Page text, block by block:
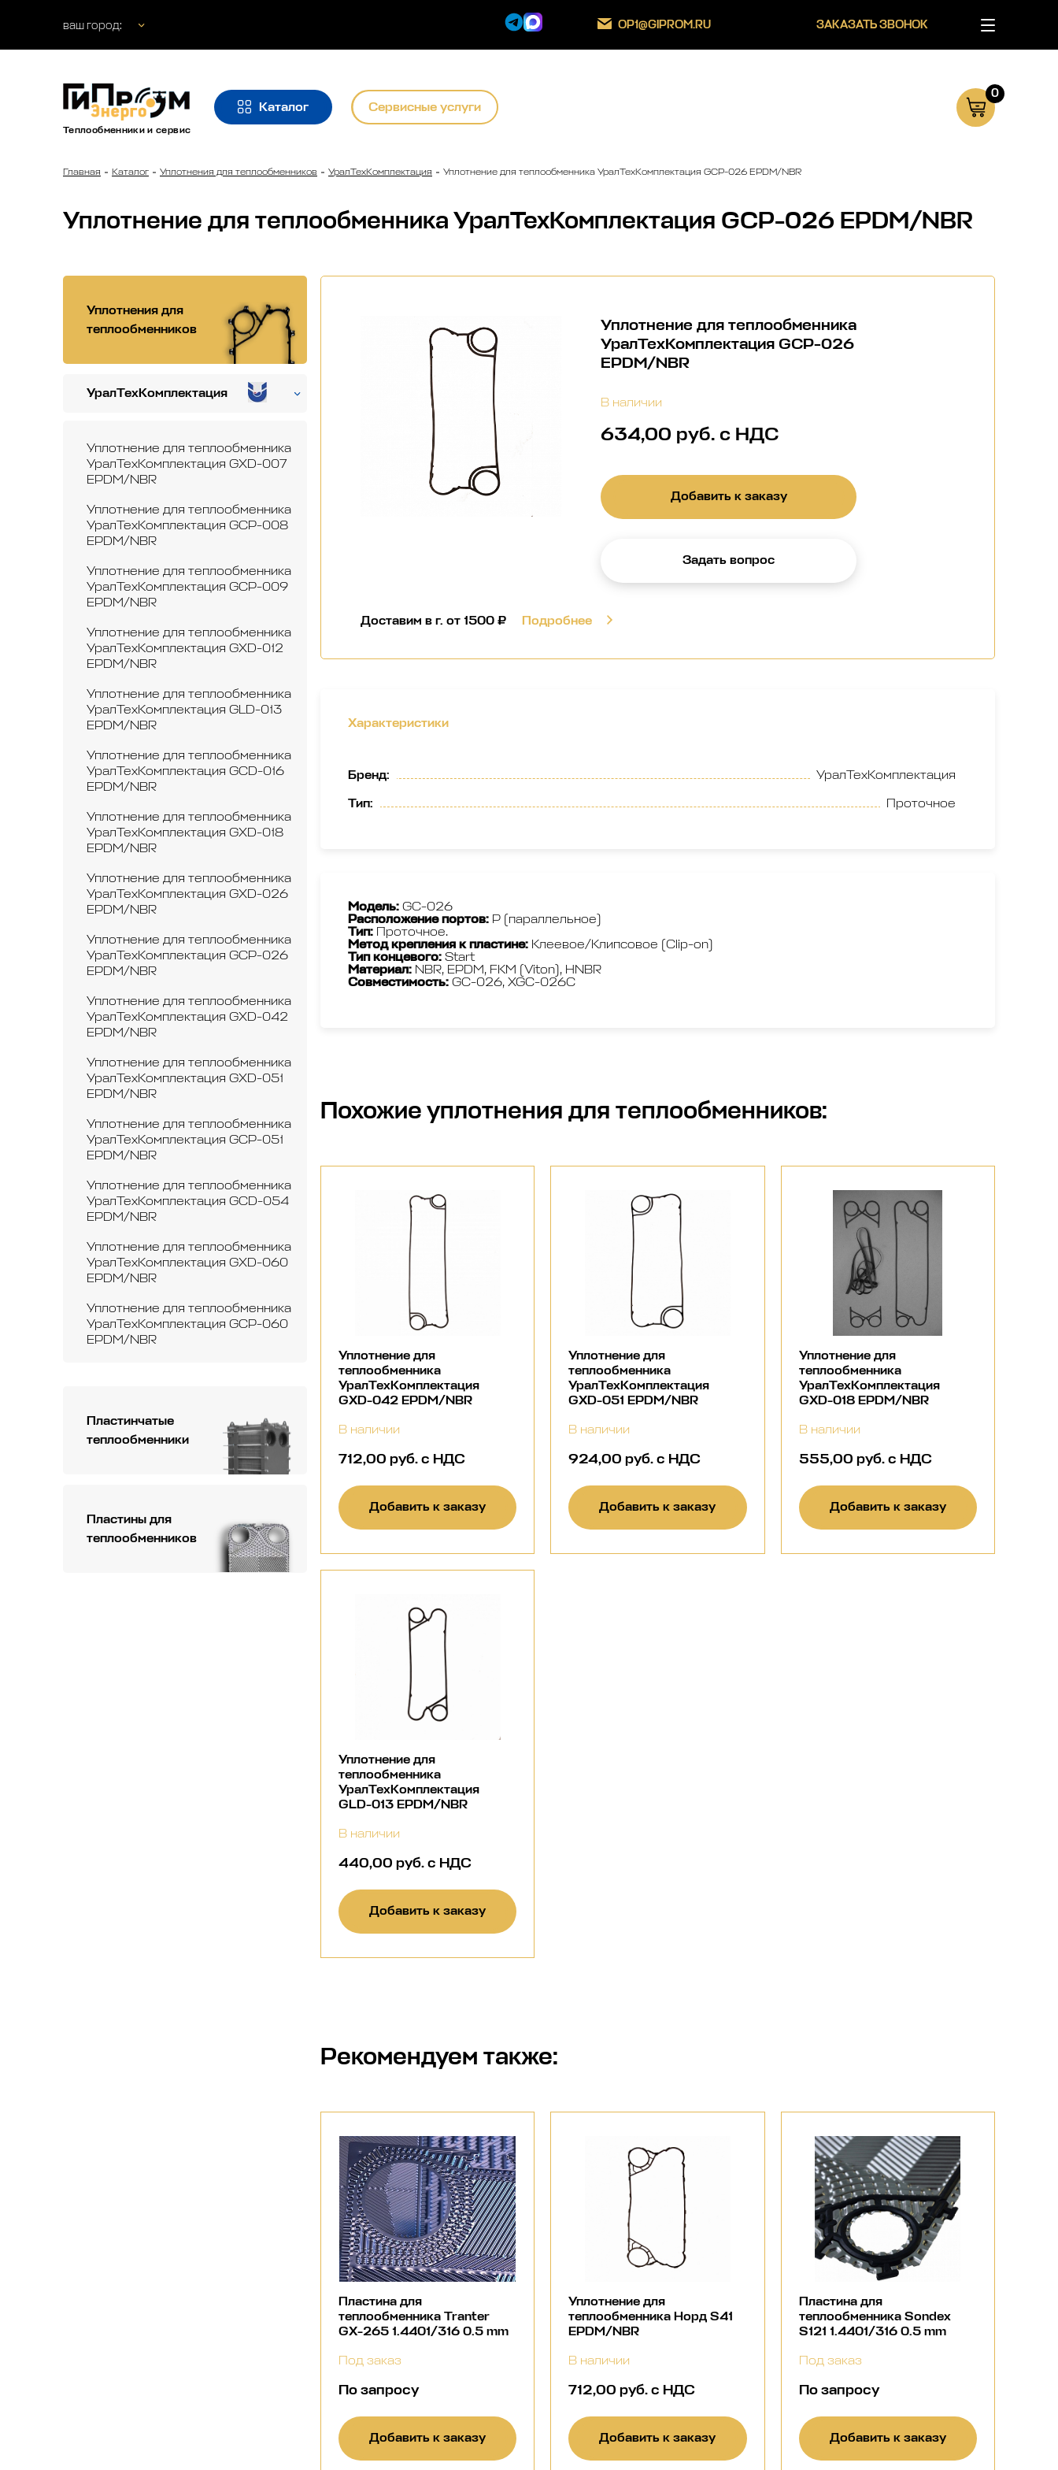
ваш город: OP1@GIPROM.RU ЗАКАЗАТЬ ЗВОНОК
Теплообменники и сервис
Каталог Сервисные услуги
0
Главная Каталог Уплотнения для теплообменников УралТехКомплектация Уплотнение для теплообменника УралТехКомплектация GCP-026 EPDM/NBR
Уплотнение для теплообменника УралТехКомплектация GCP-026 EPDM/NBR
Уплотнения для
теплообменников
УралТехКомплектация
Уплотнение для теплообменника
УралТехКомплектация GXD-007
EPDM/NBR
Уплотнение для теплообменника
УралТехКомплектация GCP-008
EPDM/NBR
Уплотнение для теплообменника
УралТехКомплектация GCP-009
EPDM/NBR
Уплотнение для теплообменника
УралТехКомплектация GXD-012
EPDM/NBR
Уплотнение для теплообменника
УралТехКомплектация GLD-013
EPDM/NBR
Уплотнение для теплообменника
УралТехКомплектация GCD-016
EPDM/NBR
Уплотнение для теплообменника
УралТехКомплектация GXD-018
EPDM/NBR
Уплотнение для теплообменника
УралТехКомплектация GXD-026
EPDM/NBR
Уплотнение для теплообменника
УралТехКомплектация GCP-026
EPDM/NBR
Уплотнение для теплообменника
УралТехКомплектация GXD-042
EPDM/NBR
Уплотнение для теплообменника
УралТехКомплектация GXD-051
EPDM/NBR
Уплотнение для теплообменника
УралТехКомплектация GCP-051
EPDM/NBR
Уплотнение для теплообменника
УралТехКомплектация GCD-054
EPDM/NBR
Уплотнение для теплообменника
УралТехКомплектация GXD-060
EPDM/NBR
Уплотнение для теплообменника
УралТехКомплектация GCP-060
EPDM/NBR
Пластинчатые
теплообменники
Пластины для
теплообменников
Уплотнение для теплообменника
УралТехКомплектация GCP-026
EPDM/NBR
В наличии
634,00 руб. с НДС
Добавить к заказу
Задать вопрос
Доставим в г. от 1500 ₽ Подробнее
Характеристики
Бренд:
УралТехКомплектация
Тип: Проточное
Модель: GC-026
Расположение портов: P (параллельное)
Тип: Проточное.
Метод крепления к пластине: Клеевое/Клипсовое (Clip-on)
Тип концевого: Start
Материал: NBR, EPDM, FKM (Viton), HNBR
Совместимость: GС-026, XGC-026C
Похожиеуплотнения для теплообменников:
Уплотнение для
теплообменника
УралТехКомплектация
GXD-042 EPDM/NBR
В наличии
712,00 руб. с НДС
Добавить к заказу
Уплотнение для
теплообменника
УралТехКомплектация
GXD-051 EPDM/NBR
В наличии
924,00 руб. с НДС
Добавить к заказу
Уплотнение для
теплообменника
УралТехКомплектация
GXD-018 EPDM/NBR
В наличии
555,00 руб. с НДС
Добавить к заказу
Уплотнение для
теплообменника
УралТехКомплектация
GLD-013 EPDM/NBR
В наличии
440,00 руб. с НДС
Добавить к заказу
Рекомендуем также:
Пластина для
теплообменника Tranter
GX-265 1.4401/316 0.5 mm
Под заказ
По запросу
Добавить к заказу
Уплотнение для
теплообменника Норд S41
EPDM/NBR
В наличии
712,00 руб. с НДС
Добавить к заказу
Пластина для
теплообменника Sondex
S121 1.4401/316 0.5 mm
Под заказ
По запросу
Добавить к заказу